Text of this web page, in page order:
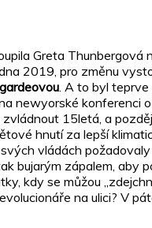
Greta
2019, pro změnu
. A to byl teprve
newyorské konferenci
15letá, a
hnutí za lepší
vládách
bujarým zápalem,
kdy se můžou
na ulici? V